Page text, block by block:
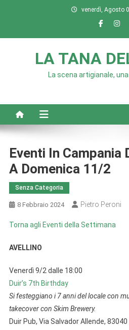
venerdì, Agosto
LA TANA
La scena artigianale,
Eventi In Campania
A Domenica 11/2
Senza Categoria
8 Febbraio 2024 Pietro Peroni
Torna agli Eventi della Settimana
AVELLINO
Venerdì 9/2 dalle 18:00
Duir’s 7th Birthday
Si festeggiano i 7 anni del locale con
takecover con Skim Brewery.
Duir Pub, Via Salvador Allende,